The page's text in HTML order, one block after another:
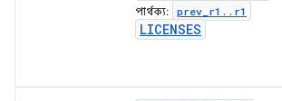
পার্থক্য: prev r1 . . r1
LICENSES